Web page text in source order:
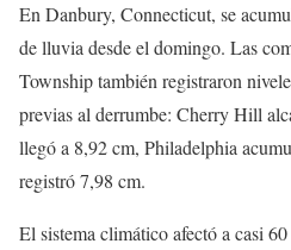
En Danbury, Connecticut, se
de lluvia desde el domingo. Las
Township también registraron
previas al derrumbe: Cherry Hill
llegó a 8,92 cm, Philadelphia
registró 7,98 cm.
El sistema climático afectó a casi